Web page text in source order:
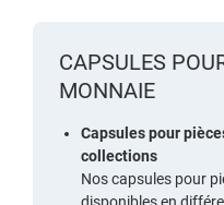
CAPSULES
MONNAIE
Capsules pour
collections
Nos capsules pour